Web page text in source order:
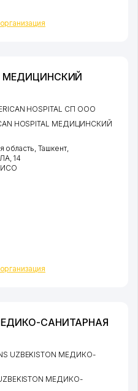
МЕДИЦИНСКИЙ
HOSPITAL СП ООО
HOSPITAL МЕДИЦИНСКИЙ
область,Ташкент,
, 14
МЕДИКО-САНИТАРНАЯ
UZBEKISTON МЕДИКО-
МЕДИКО-